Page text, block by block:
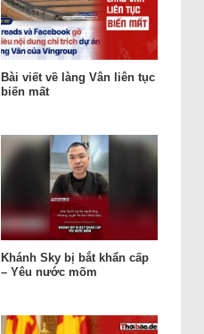
Bài viết về làng Vân liên tục
biến mất
Khánh Sky bị bắt khẩn cấp
– Yêu nước mõm